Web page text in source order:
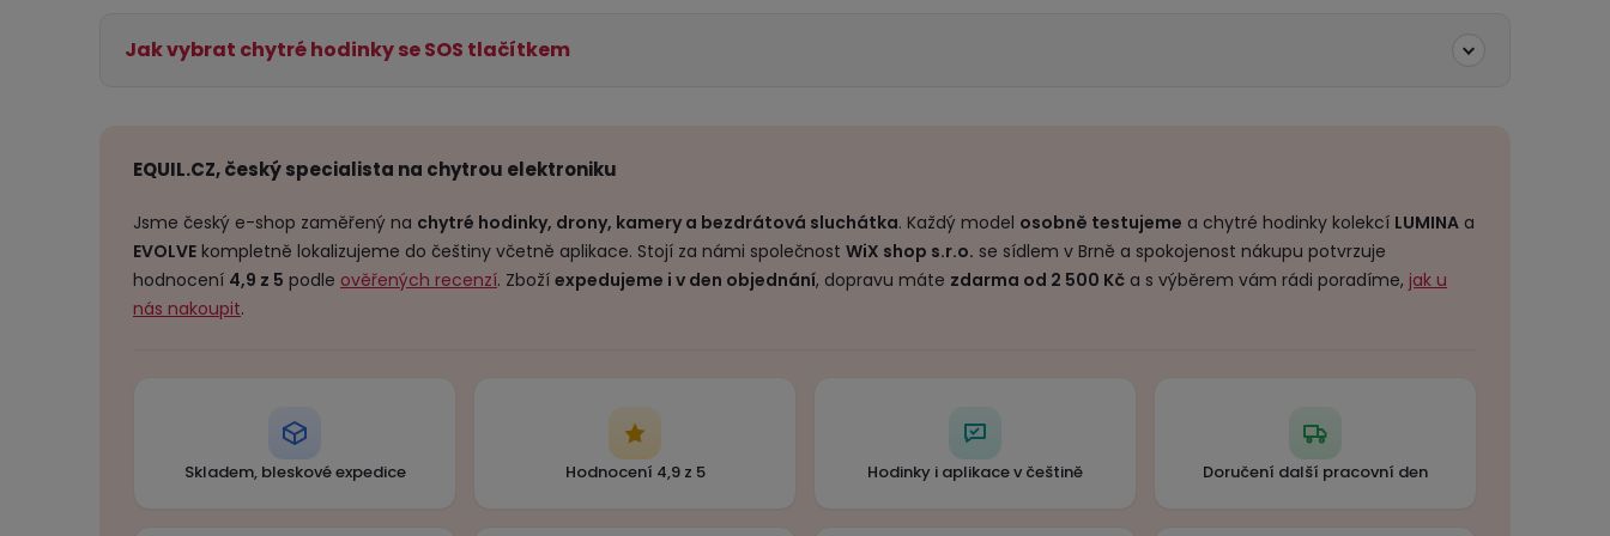
Jak vybrat chytré hodinky se SOS tlačítkem
EQUIL.CZ, český specialista na chytrou elektroniku
Jsme český e-shop zaměřený na chytré hodinky, drony, kamery a bezdrátová sluchátka. Každý model osobně testujeme a chytré hodinky kolekcí LUMINA a
EVOLVE kompletně lokalizujeme do češtiny včetně aplikace. Stojí za námi společnost WiX shop s.r.o. se sídlem v Brně a spokojenost nákupu potvrzuje
hodnocení 4,9 z 5 podle ověřených recenzí. Zboží expedujeme i v den objednání, dopravu máte zdarma od 2 500 Kč a s výběrem vám rádi poradíme, jak u
nás nakoupit.
Skladem, bleskové expedice Hodnocení 4,9 z 5 Hodinky i aplikace v češtině Doručení další pracovní den